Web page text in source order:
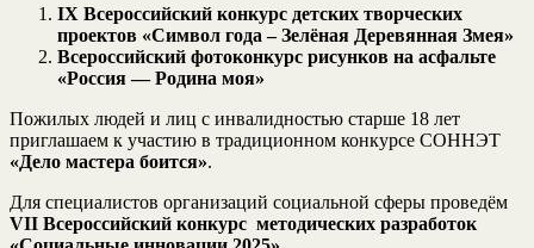
IX Всероссийский конкурс детских творческих
проектов «Символ года – Зелёная Деревянная Змея»
Всероссийский фотоконкурс рисунков на асфальте
«Россия — Родина моя»
Пожилых людей и лиц с инвалидностью старше 18 лет
приглашаем к участию в традиционном конкурсе СОННЭТ
«Дело мастера боится».
Для специалистов организаций социальной сферы проведём
VII Всероссийский конкурс методических разработок